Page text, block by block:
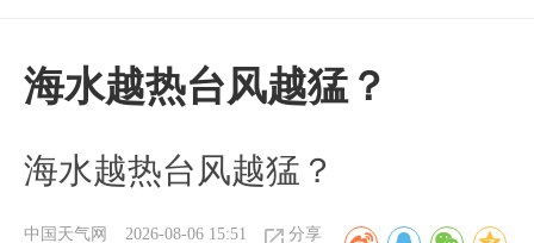
海水越热台风越猛？
海水越热台风越猛？
中国天气网 2026-08-06 15:51 分享